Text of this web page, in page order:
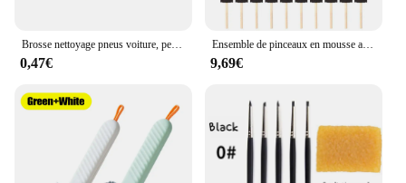
Brosse nettoyage pneus voiture, perceuse électrique, brosse à récurer ronde 2/3, 5/4/5 pouces
0,47€
Ensemble de pinceaux en mousse avec manche en bois, éponge, léger, durable, idéal pour l'acrylique, SAF, V, nouveau, lot valeur de 40, 2 po
9,69€